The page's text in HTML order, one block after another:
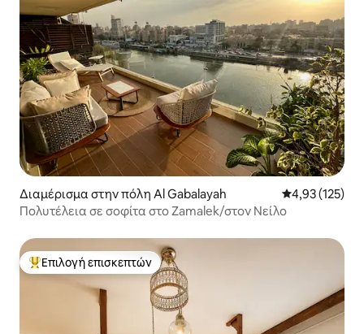
Διαμέρισμα στην πόλη Al Gabalayah Μέση
4,93 (125)
Πολυτέλεια σε σοφίτα στο Zamalek/στον Νείλο
Κορυφαία επιλογή επισκεπτών
Επιλογή επισκεπτών